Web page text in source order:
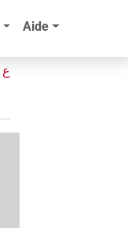
Aide
ع